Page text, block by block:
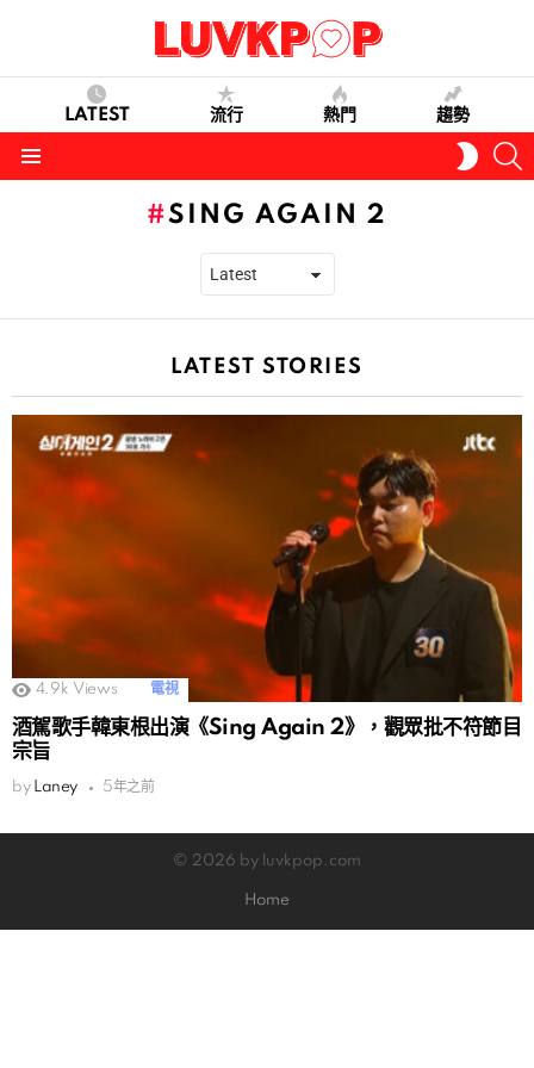
LATEST 流行 熱門 趨勢
SKIN
SING AGAIN 2
LATEST STORIES
4.9k Views 電視
酒駕歌手韓東根出演《Sing Again 2》，觀眾批不符節目
宗旨
by Laney 5年之前
© 2026 by luvkpop.com
Home